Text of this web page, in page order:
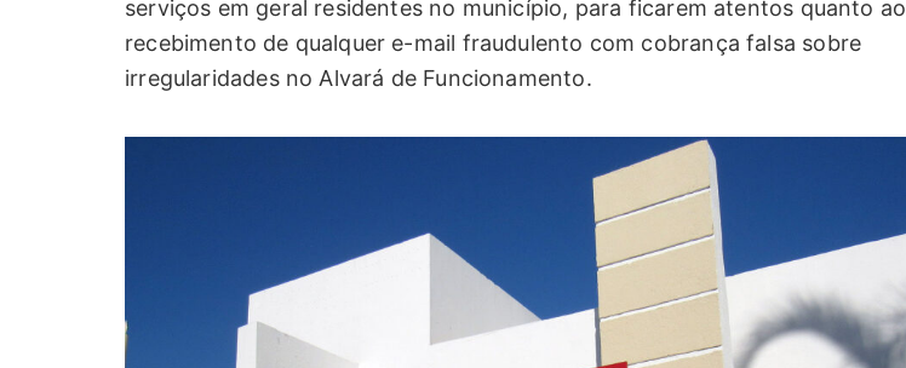
serviços em geral residentes no município, para ficarem atentos quanto ao
recebimento de qualquer e-mail fraudulento com cobrança falsa sobre
irregularidades no Alvará de Funcionamento.